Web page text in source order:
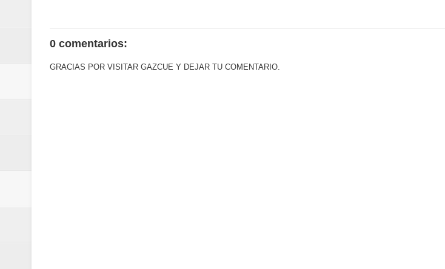
0 comentarios:
GRACIAS POR VISITAR GAZCUE Y DEJAR TU COMENTARIO.